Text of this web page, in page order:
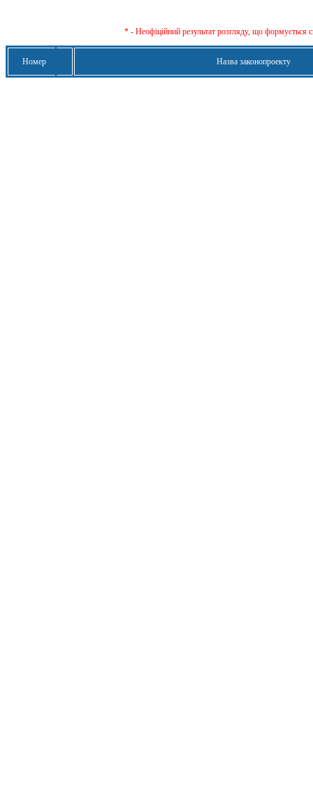
* - Неофіційний результат розгляду, що формується
Номер Назва законопроекту